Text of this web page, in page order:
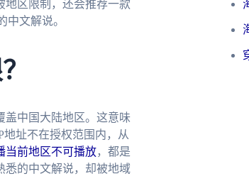
地区限制，还会推荐一款
文解说。
盖中国大陆地区。这意味
址不在授权范围内，从
当前地区不可播放，都是
的中文解说，却被地域